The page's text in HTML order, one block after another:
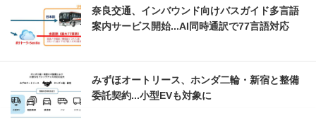
奈良交通、インバウンド向けバスガイド多言語
案内サービス開始...AI同時通訳で77言語対応
みずほオートリース、ホンダ二輪・新宿と整備
委託契約...小型EVも対象に